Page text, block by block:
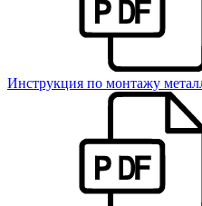
Инструкция по монтажу